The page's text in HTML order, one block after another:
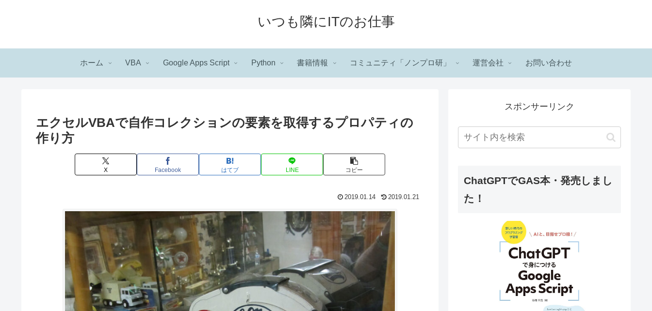
いつも隣にITのお仕事
ホーム VBA Google Apps Script Python 書籍情報 コミュニティ「ノンプロ研」 運営会社 お問い合わせ
エクセルVBAで自作コレクションの要素を取得するプロパティの
作り方
X Facebook はてブ LINE コピー
2019.01.14 2019.01.21
スポンサーリンク
ChatGPTでGAS本・発売しまし
た！